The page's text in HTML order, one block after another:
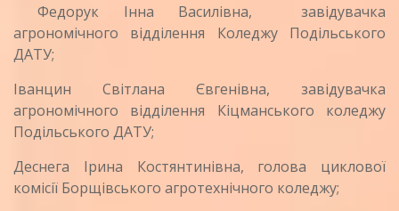
Федорук Інна Василівна, завідувачка
агрономічного відділення Коледжу Подільського
ДАТУ;
Іванцин Світлана Євгенівна, завідувачка
агрономічного відділення Кіцманського коледжу
Подільського ДАТУ;
Деснега Ірина Костянтинівна, голова циклової
комісії Борщівського агротехнічного коледжу;